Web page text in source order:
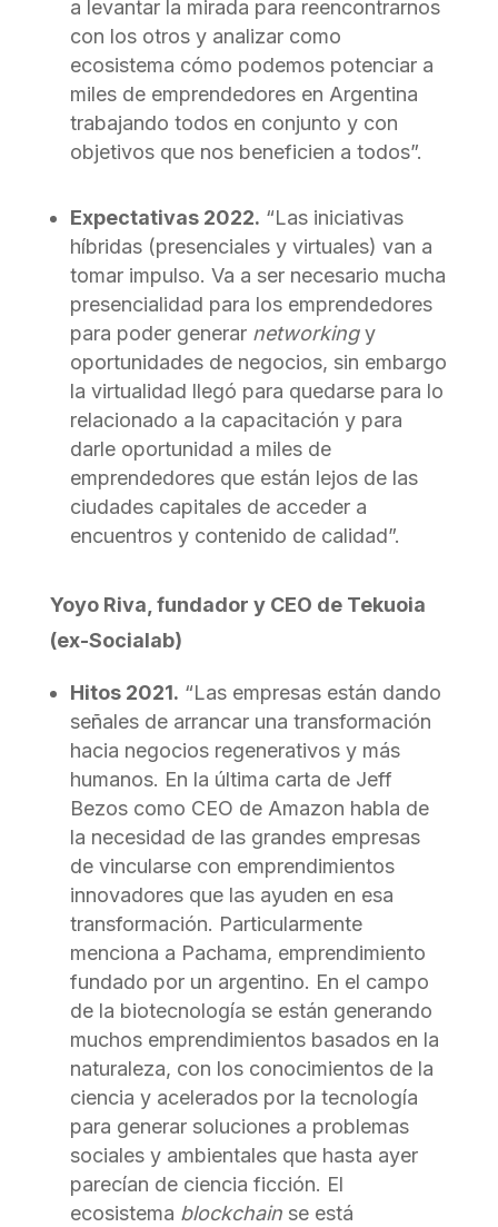
a levantar la mirada para reencontrarnos
con los otros y analizar como
ecosistema cómo podemos potenciar a
miles de emprendedores en Argentina
trabajando todos en conjunto y con
objetivos que nos beneficien a todos”.
Expectativas 2022. “Las iniciativas
híbridas (presenciales y virtuales) van a
tomar impulso. Va a ser necesario mucha
presencialidad para los emprendedores
para poder generar networkingy
oportunidades de negocios, sin embargo
la virtualidad llegó para quedarse para lo
relacionado a la capacitación y para
darle oportunidad a miles de
emprendedores que están lejos de las
ciudades capitales de acceder a
encuentros y contenido de calidad”.
Yoyo Riva, fundador y CEO de Tekuoia
(ex-Socialab)
Hitos 2021. “Las empresas están dando
señales de arrancar una transformación
hacia negocios regenerativos y más
humanos. En la última carta de Jeff
Bezos como CEO de Amazon habla de
la necesidad de las grandes empresas
de vincularse con emprendimientos
innovadores que las ayuden en esa
transformación. Particularmente
menciona a Pachama, emprendimiento
fundado por un argentino. En el campo
de la biotecnología se están generando
muchos emprendimientos basados en la
naturaleza, con los conocimientos de la
ciencia y acelerados por la tecnología
para generar soluciones a problemas
sociales y ambientales que hasta ayer
parecían de ciencia ficción. El
ecosistema blockchainse está